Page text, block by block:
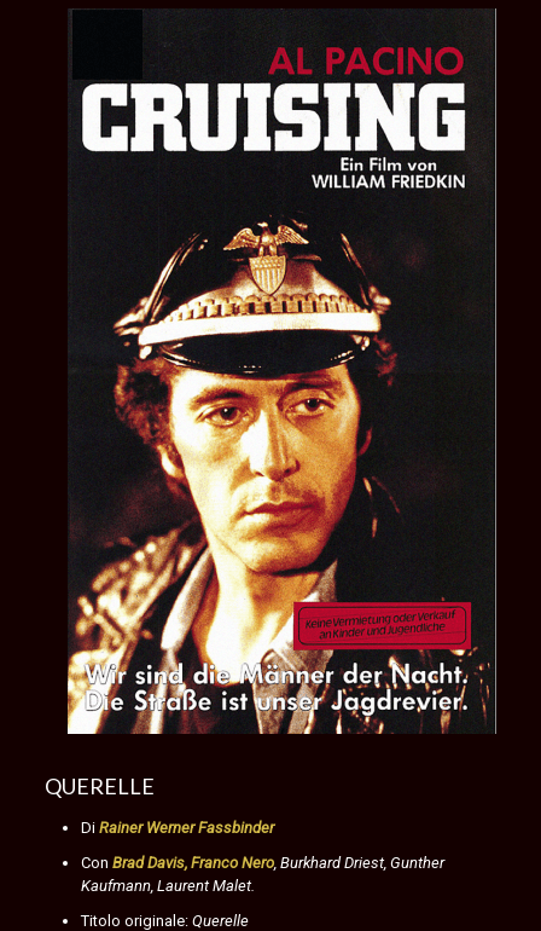
QUERELLE
Di Rainer Werner Fassbinder
Con Brad Davis, Franco Nero, Burkhard Driest, Gunther
Kaufmann, Laurent Malet.
Titolo originale: Querelle